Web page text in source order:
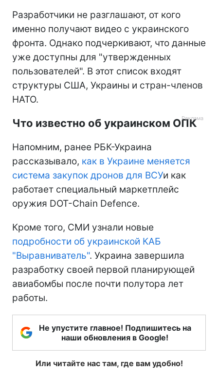
Разработчики не разглашают, от кого
именно получают видео с украинского
фронта. Однако подчеркивают, что данные
уже доступны для "утвержденных
пользователей". В этот список входят
структуры США, Украины и стран-членов
НАТО.
Что известно об украинском ОПК
Напомним, ранее РБК-Украина
рассказывало, как в Украине меняется
система закупок дронов для ВСУи как
работает специальный маркетплейс
оружия DOT-Chain Defence.
Кроме того, СМИ узнали новые
подробности об украинской КАБ
"Выравниватель". Украина завершила
разработку своей первой планирующей
авиабомбы после почти полутора лет
работы.
Не упустите главное! Подпишитесь на
наши обновления в Google!
Или читайте нас там, где вам удобно!